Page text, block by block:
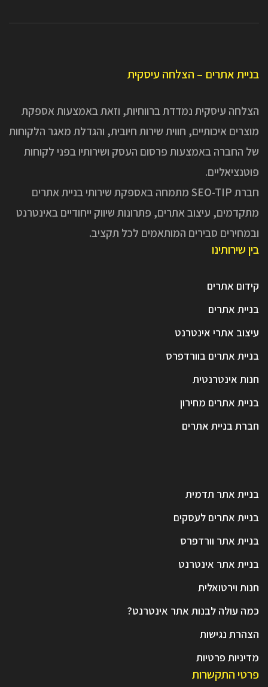
בניית אתרים – הצלחה עיסקית
הצלחה עיסקית נמדדת ברווחיות, וזאת באמצעות אספקת
מוצרים איכותיים, חווית שירות חיובית, והגדלת מאגר הלקוחות
של החברה באמצעות פרסום העסק ושירותיו בפני לקוחות
פוטנציאליים.
חברת SEO-TIP מתמחה באספקת שירותי בניית אתרים
מתקדמים, עיצוב אתרים, פתרונות שיווק ייחודיים באינטרנט
ובמחירים סבירים המותאמים לכל תקציב.
בין שירותינו
קידום אתרים
בניית אתרים
עיצוב אתרי אינטרנט
בניית אתרים בוורדפרס
חנות אינטרנטית
בניית אתרים מחירון
חברת בניית אתרים
בניית אתר תדמית
בניית אתרים לעסקים
בניית אתר וורדפרס
בניית אתר אינטרנט
חנות וירטואלית
כמה עולה לבנות אתר אינטרנט?
הצהרת נגישות
מדיניות פרטיות
פרטי התקשרות